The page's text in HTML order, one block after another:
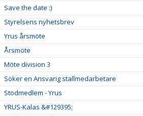
Save the date :)
Styrelsens nyhetsbrev
Yrus årsmöte
Årsmöte
Möte division 3
Söker en Ansvarig stallmedarbetare
Stödmedlem - Yrus
YRUS-Kalas &#129395;